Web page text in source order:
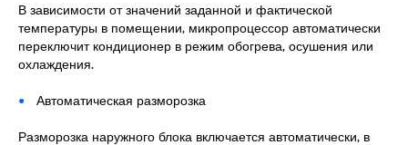
В зависимости от значений заданной и фактической
температуры в помещении, микропроцессор автоматически
переключит кондиционер в режим обогрева, осушения или
охлаждения.
Автоматическая разморозка
Разморозка наружного блока включается автоматически, в